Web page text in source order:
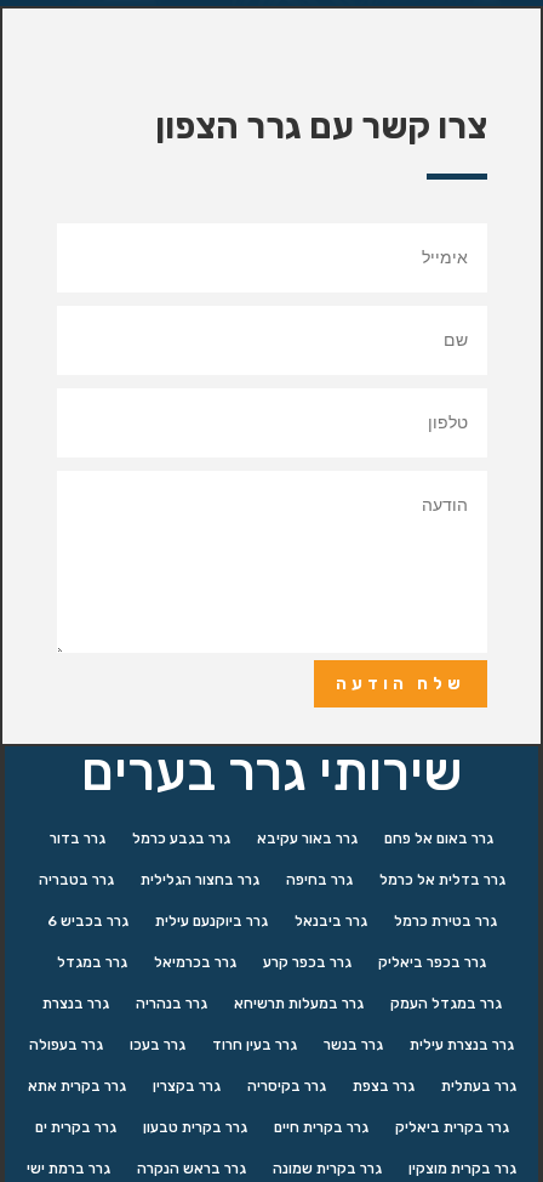
צרו קשר עם גרר הצפון
שלח הודעה
שירותי גרר בערים
גרר באום אל פחם גרר באור עקיבא גרר בגבע כרמל גרר בדור
גרר בדלית אל כרמל גרר בחיפה גרר בחצור הגלילית גרר בטבריה
גרר בטירת כרמל גרר ביבנאל גרר ביוקנעם עילית גרר בכביש 6
גרר בכפר ביאליק גרר בכפר קרע גרר בכרמיאל גרר במגדל
גרר במגדל העמק גרר במעלות תרשיחא גרר בנהריה גרר בנצרת
גרר בנצרת עילית גרר בנשר גרר בעין חרוד גרר בעכו גרר בעפולה
גרר בעתלית גרר בצפת גרר בקיסריה גרר בקצרין גרר בקרית אתא
גרר בקרית ביאליק גרר בקרית חיים גרר בקרית טבעון גרר בקרית ים
גרר בקרית מוצקין גרר בקרית שמונה גרר בראש הנקרה גרר ברמת ישי